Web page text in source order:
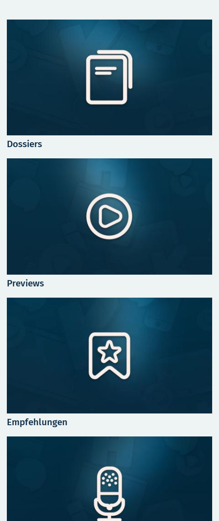
Dossiers
Previews
Empfehlungen